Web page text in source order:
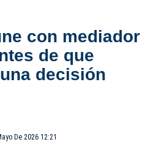
con mediador
de que
decisión
De 2026 12:21